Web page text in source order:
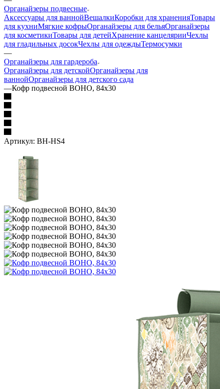
Органайзеры подвесные
Аксессуары для ваннойВешалкиКоробки для храненияТовары
для кухниМягкие кофрыОрганайзеры для бельяОрганайзеры
для косметикиТовары для детейХранение канцелярииЧехлы
для гладильных досокЧехлы для одеждыТермосумки
—
Органайзеры для гардероба
Органайзеры для детскойОрганайзеры для
ваннойОрганайзеры для детского сада
—Кофр подвесной BOHO, 84х30
Артикул: BH-HS4